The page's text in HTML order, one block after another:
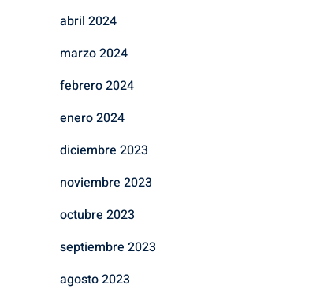
abril 2024
marzo 2024
febrero 2024
enero 2024
diciembre 2023
noviembre 2023
octubre 2023
septiembre 2023
agosto 2023